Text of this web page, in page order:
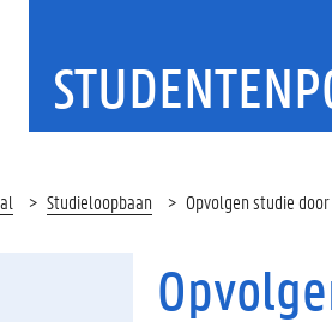
Studieloopbaan Opvolgen studie